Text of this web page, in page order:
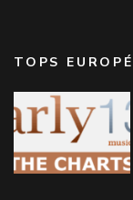
TOPS